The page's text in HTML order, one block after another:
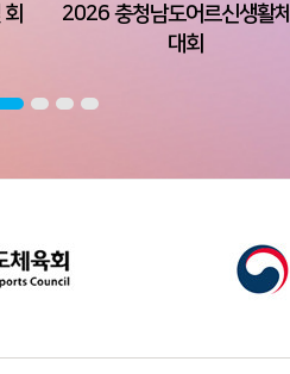
2026 충청남도어르신생활
대회